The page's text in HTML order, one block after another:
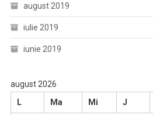
august 2019
iulie 2019
iunie 2019
august 2026
L
Ma Mi J